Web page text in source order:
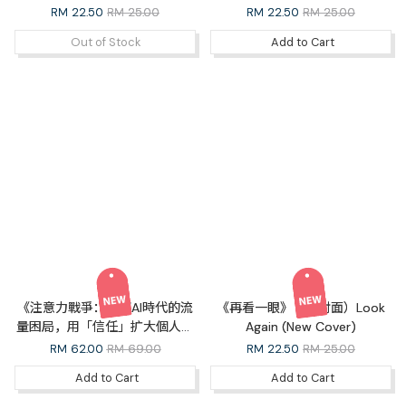
RM 22.50 RM 25.00
Out of Stock
Cover)
RM 22.50 RM 25.00
Add to Cart
《注意力戰爭：破解AI時代的流
量困局，用「信任」扩大個人與
企業的長期增長》（繁體）The
Attention War (Traditional
Chinese)
RM 62.00 RM 69.00
Add to Cart
《再看一眼》（新封面）Look
Again (New Cover)
RM 22.50 RM 25.00
Add to Cart